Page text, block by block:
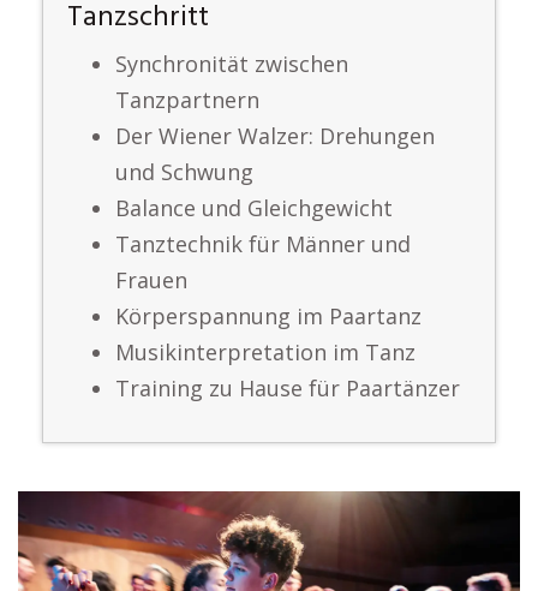
Tanzschritt
Synchronität zwischen
Tanzpartnern
Der Wiener Walzer: Drehungen
und Schwung
Balance und Gleichgewicht
Tanztechnik für Männer und
Frauen
Körperspannung im Paartanz
Musikinterpretation im Tanz
Training zu Hause für Paartänzer